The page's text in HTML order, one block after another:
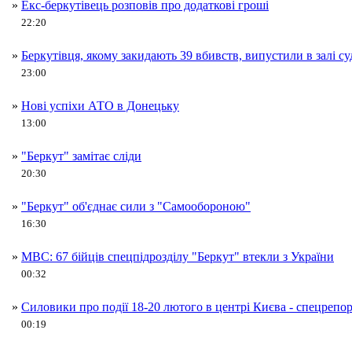
» Екс-беркутівець розповів про додаткові гроші
22:20
» Беркутівця, якому закидають 39 вбивств, випустили в залі
23:00
» Нові успіхи АТО в Донецьку
13:00
» "Беркут" замітає сліди
20:30
» "Беркут" об'єднає сили з "Самообороною"
16:30
» МВС: 67 бійців спецпідрозділу "Беркут" втекли з України
00:32
» Силовики про події 18-20 лютого в центрі Києва -
00:19